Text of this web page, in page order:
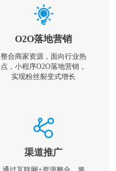
O2O落地营销
整合商家资源，面向行业热
点，小程序O2O落地营销，
实现粉丝裂变式增长
渠道推广